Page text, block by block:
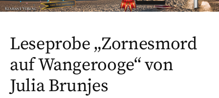
Leseprobe „Zornesmord
auf Wangerooge“ von
Julia Brunjes